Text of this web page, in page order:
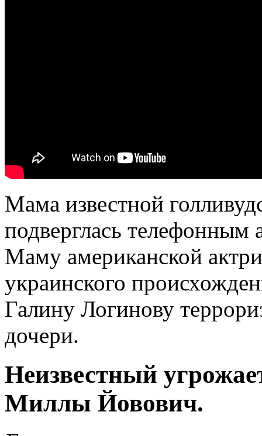
Мама известной
подверглась телефонным
Маму американской
украинского
Галину Логинову
дочери.
Неизвестный
Миллы Йовович.